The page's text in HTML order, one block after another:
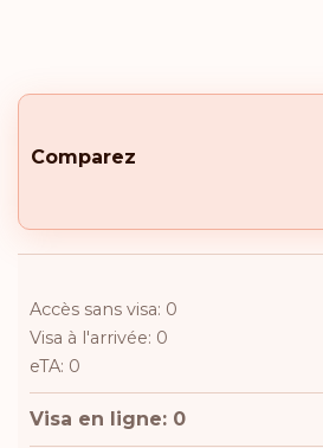
Comparez
Accès sans visa: 0
Visa à l'arrivée: 0
eTA: 0
Visa en ligne: 0